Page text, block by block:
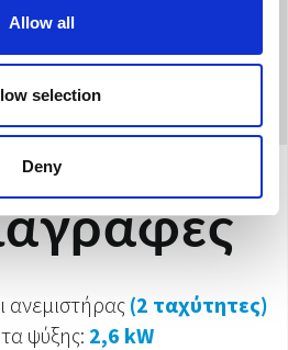
Allow all
selection
Deny
ανεμιστήρας (2 ταχύτητες)
ψύξης: 2,6 kW